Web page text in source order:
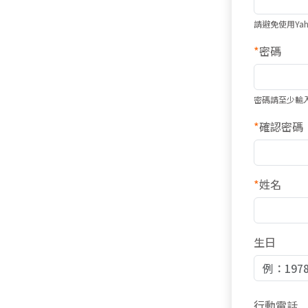
請避免使用
*密碼
密碼請至少輸
*確認密碼
*姓名
生日